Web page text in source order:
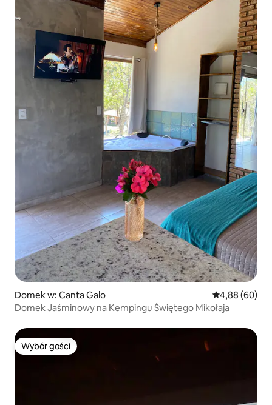
Domek w: Canta Galo Średnia
4,88 (60)
Domek Jaśminowy na Kempingu Świętego Mikołaja
Wybór gości
Wybór gości